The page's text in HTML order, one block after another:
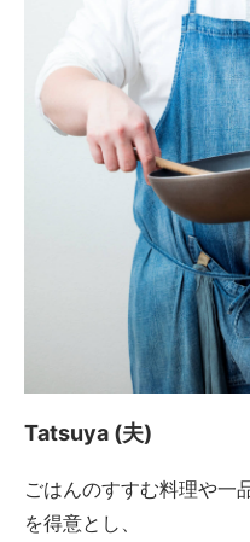
Tatsuya (夫)
ごはんのすすむ料理や一
を得意とし、